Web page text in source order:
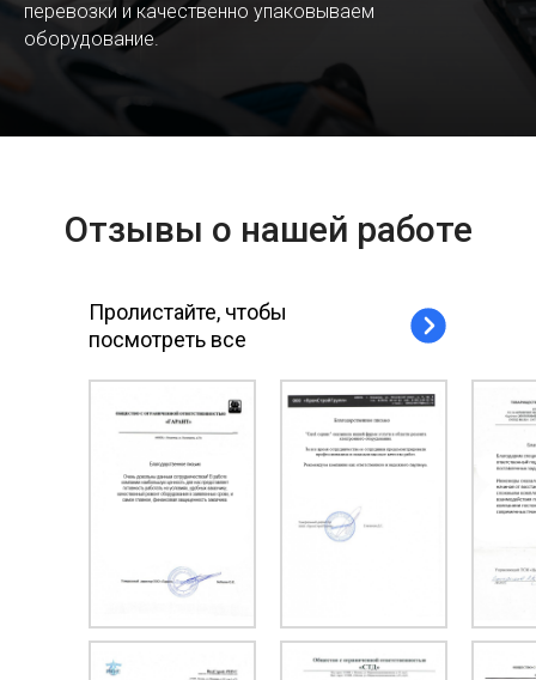
перевозки и качественно упаковываем
оборудование.
Отзывы о нашей работе
Пролистайте, чтобы
посмотреть все